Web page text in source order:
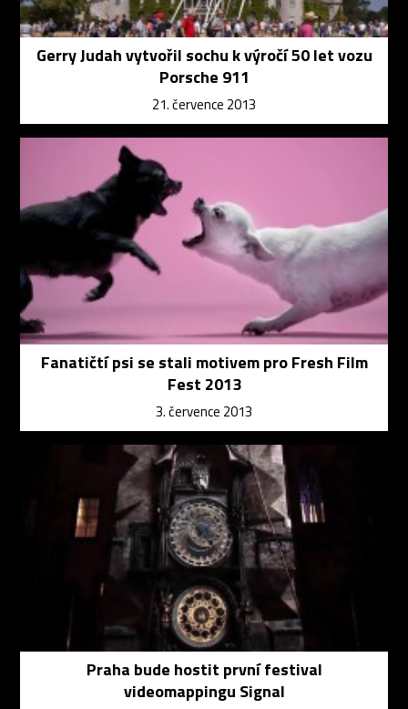
Gerry Judah vytvořil sochu k výročí 50 let vozu
Porsche 911
21. července 2013
Fanatičtí psi se stali motivem pro Fresh Film
Fest 2013
3. července 2013
Praha bude hostit první festival
videomappingu Signal